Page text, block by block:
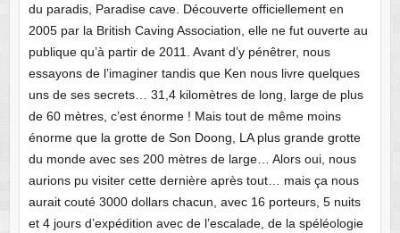
du paradis, Paradise cave. Découverte officiellement en
2005 par la British Caving Association, elle ne fut ouverte au
publique qu’à partir de 2011. Avant d’y pénêtrer, nous
essayons de l’imaginer tandis que Ken nous livre quelques
uns de ses secrets… 31,4 kilomètres de long, large de plus
de 60 mètres, c’est énorme ! Mais tout de même moins
énorme que la grotte de Son Doong, LA plus grande grotte
du monde avec ses 200 mètres de large… Alors oui, nous
aurions pu visiter cette dernière après tout… mais ça nous
aurait couté 3000 dollars chacun, avec 16 porteurs, 5 nuits
et 4 jours d’expédition avec de l’escalade, de la spéléologie